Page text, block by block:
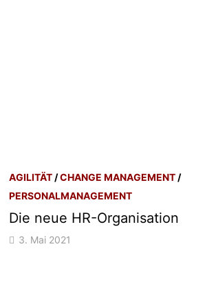
AGILITÄT /CHANGE MANAGEMENT /
PERSONALMANAGEMENT
Die neue HR-Organisation
3. Mai 2021